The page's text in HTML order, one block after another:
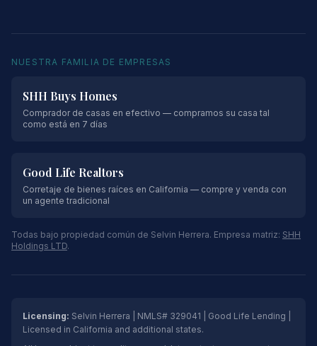
NUESTRA FAMILIA DE EMPRESAS
SHH Buys Homes
Comprador de casas en efectivo — compramos su casa tal
como está en 7 días
Good Life Realtors
Corretaje de bienes raíces en California — compre y venda con
un agente tradicional
Todas bajo propiedad común de Selvin Herrera. Empresa matriz: SHH
Holdings LTD.
Licensing: Selvin Herrera | NMLS# 329041 | Good Life Lending |
Licensed in California and additional states.